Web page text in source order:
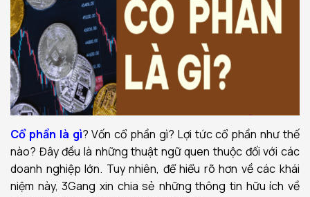
Cổ phần là gì? Vốn cổ phần gì? Lợi tức cổ phần như thế
nào? Đây đều là những thuật ngữ quen thuộc đối với các
doanh nghiệp lớn. Tuy nhiên, để hiểu rõ hơn về các khái
niệm này, 3Gang xin chia sẻ những thông tin hữu ích về